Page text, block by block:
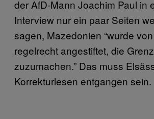
der AfD-Mann Joachim Paul in
Interview nur ein paar Seiten
sagen, Mazedonien “wurde
regelrecht angestiftet, die
zuzumachen.” Das muss
Korrekturlesen entgangen sein.